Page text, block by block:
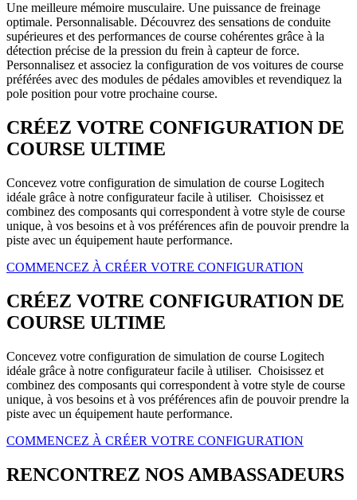
Une meilleure mémoire musculaire. Une puissance de freinage
optimale. Personnalisable. Découvrez des sensations de conduite
supérieures et des performances de course cohérentes grâce à la
détection précise de la pression du frein à capteur de force.
Personnalisez et associez la configuration de vos voitures de course
préférées avec des modules de pédales amovibles et revendiquez la
pole position pour votre prochaine course.
CRÉEZ VOTRE CONFIGURATION DE
COURSE ULTIME
Concevez votre configuration de simulation de course Logitech
idéale grâce à notre configurateur facile à utiliser. Choisissez et
combinez des composants qui correspondent à votre style de course
unique, à vos besoins et à vos préférences afin de pouvoir prendre la
piste avec un équipement haute performance.
COMMENCEZ À CRÉER VOTRE CONFIGURATION
CRÉEZ VOTRE CONFIGURATION DE
COURSE ULTIME
Concevez votre configuration de simulation de course Logitech
idéale grâce à notre configurateur facile à utiliser. Choisissez et
combinez des composants qui correspondent à votre style de course
unique, à vos besoins et à vos préférences afin de pouvoir prendre la
piste avec un équipement haute performance.
COMMENCEZ À CRÉER VOTRE CONFIGURATION
RENCONTREZ NOS AMBASSADEURS